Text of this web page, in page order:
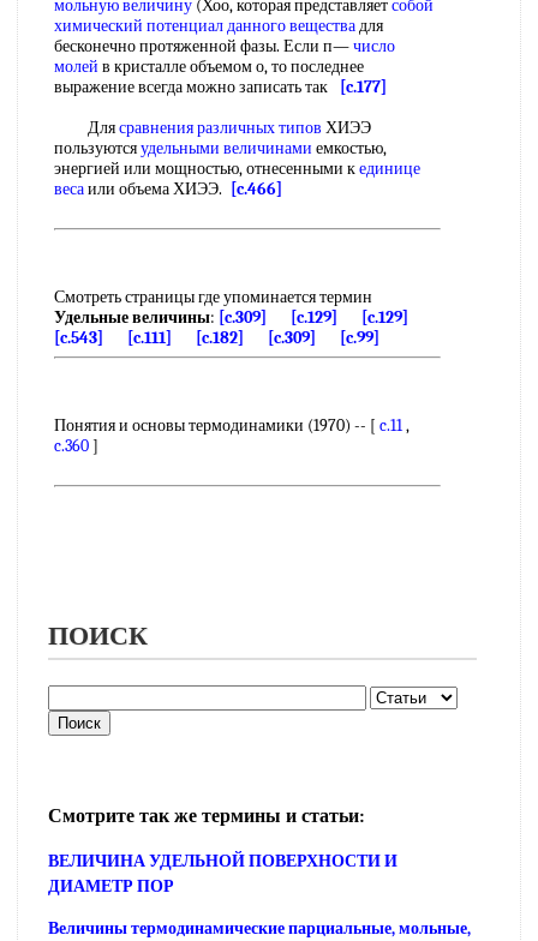
мольную величину (Хоо, которая представляетсобой
химический потенциалданного веществадля
бесконечно протяженной фазы. Если п—число
молей в кристалле объемом о, то последнее
выражение всегда можно записать так
[c.177]
Длясравнения различных типов ХИЭЭ
пользуютсяудельными величинами емкостью,
энергией или мощностью, отнесенными кединице
весаили объема ХИЭЭ. [c.466]
Смотреть страницы где упоминается термин
Удельные величины: [c.309] [c.129]
[c.129]
[c.543]
[c.111] [c.182] [c.309] [c.99]
Понятия и основы термодинамики (1970) -- [ c.11,
c.360]
ПОИСК
Смотрите так же термины и статьи:
ВЕЛИЧИНА УДЕЛЬНОЙ ПОВЕРХНОСТИ И
ДИАМЕТР ПОР
Величины термодинамические парциальные, мольные,